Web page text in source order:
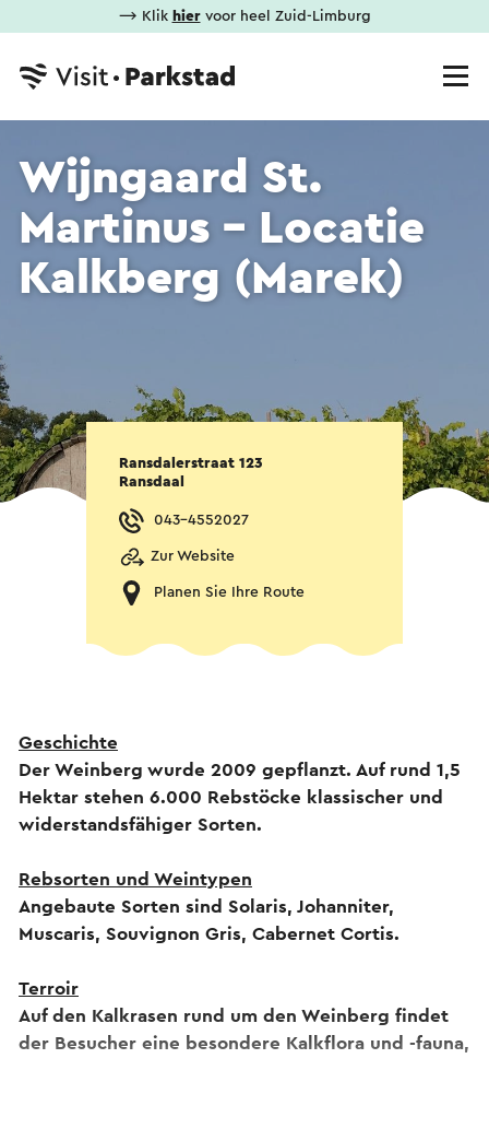
⟶ Klik hiervoor heel Zuid-Limburg
Wijngaard St.
Martinus - Locatie
Kalkberg (Marek)
Ransdalerstraat 123
Ransdaal
043-4552027
Zur Website
Planen Sie Ihre Route
Geschichte
Der Weinberg wurde 2009 gepflanzt. Auf rund 1,5
Hektar stehen 6.000 Rebstöcke klassischer und
widerstandsfähiger Sorten.
Rebsorten und Weintypen
Angebaute Sorten sind Solaris, Johanniter,
Muscaris, Souvignon Gris, Cabernet Cortis.
Terroir
Auf den Kalkrasen rund um den Weinberg findet
der Besucher eine besondere Kalkflora und -fauna,